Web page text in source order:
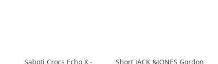
Saboti Crocs Echo X - Short JACK &JONES Gordon